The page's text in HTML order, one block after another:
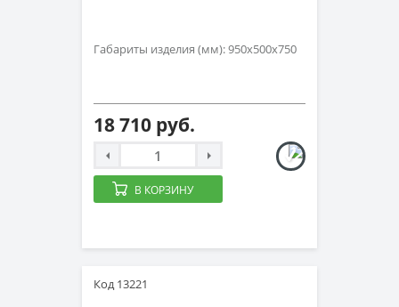
Габариты изделия (мм): 950х500х750
18 710 руб.
В КОРЗИНУ
Код 13221